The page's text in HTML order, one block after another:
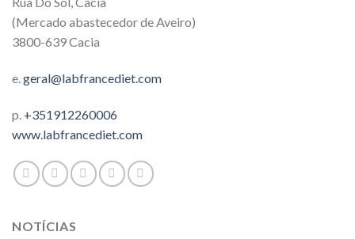
(Mercado abastecedor de Aveiro)
3800-639 Cacia
e.geral@labfrancediet.com
p. +351912260006
www.labfrancediet.com
NOTÍCIAS